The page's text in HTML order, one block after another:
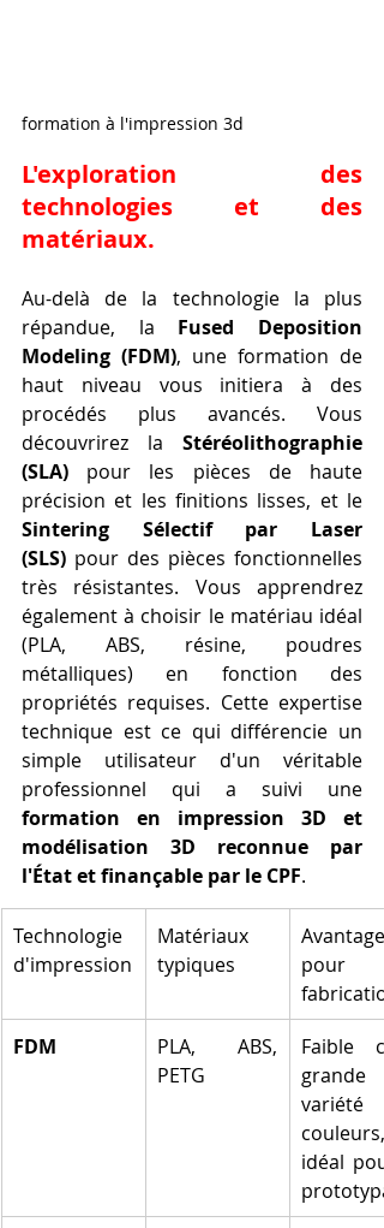
formation à l'impression 3d
L'exploration des
technologies et des
matériaux.
Au-delà de la technologie la plus
répandue, la Fused Deposition
Modeling (FDM), une formation de
haut niveau vous initiera à des
procédés plus avancés. Vous
découvrirez la Stéréolithographie
(SLA) pour les pièces de haute
Sintering Sélectif par Laser
(SLS) pour des pièces fonctionnelles
très résistantes. Vous apprendrez
également à choisir le matériau idéal
(PLA, ABS, résine, poudres
métalliques) en fonction des
propriétés requises. Cette expertise
technique est ce qui différencie un
simple utilisateur d'un véritable
formation en impression 3D et
modélisation 3D reconnue par
l'État et finançable par le CPF.
Technologie
d'impression
Matériaux
typiques
Avantages
pour
FDM
PLA, ABS,
PETG
Faible
grande
variété
couleurs,
idéal